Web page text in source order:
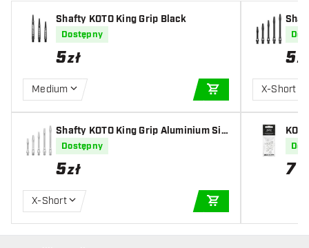
Shafty KOTO King Grip Black
Dostępny
5zł
Medium
DODAJ DO
Shafty KOTO King Grip Aluminium Sil
ver
Dostępny
5zł
X-Short
ck
5zł
X-Short
7